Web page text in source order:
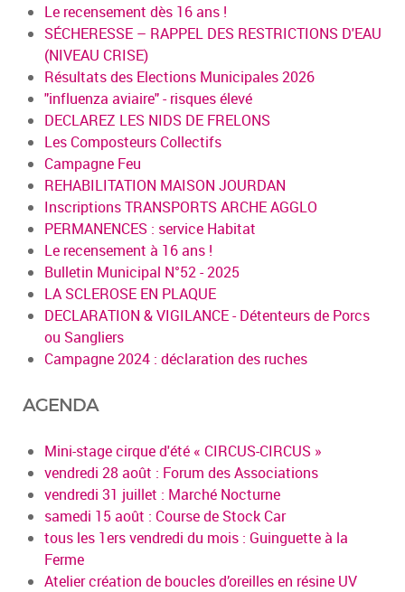
Le recensement dès 16 ans !
SÉCHERESSE – RAPPEL DES RESTRICTIONS D'EAU
(NIVEAU CRISE)
Résultats des Elections Municipales 2026
"influenza aviaire" - risques élevé
DECLAREZ LES NIDS DE FRELONS
Les Composteurs Collectifs
Campagne Feu
REHABILITATION MAISON JOURDAN
Inscriptions TRANSPORTS ARCHE AGGLO
PERMANENCES : service Habitat
Le recensement à 16 ans !
Bulletin Municipal N°52 - 2025
LA SCLEROSE EN PLAQUE
DECLARATION & VIGILANCE - Détenteurs de Porcs
ou Sangliers
Campagne 2024 : déclaration des ruches
AGENDA
Mini-stage cirque d'été « CIRCUS-CIRCUS »
vendredi 28 août : Forum des Associations
vendredi 31 juillet : Marché Nocturne
samedi 15 août : Course de Stock Car
tous les 1ers vendredi du mois : Guinguette à la
Ferme
Atelier création de boucles d’oreilles en résine UV